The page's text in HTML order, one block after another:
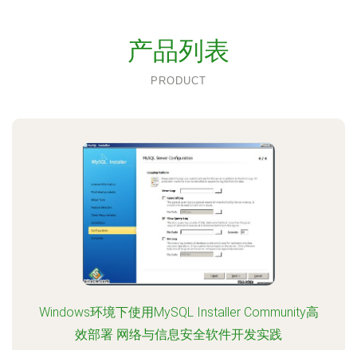
产品列表
PRODUCT
Windows环境下使用MySQL Installer Community高
效部署 网络与信息安全软件开发实践